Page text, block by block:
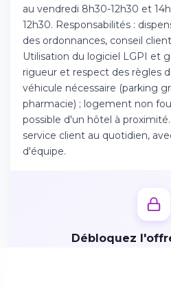
au vendredi 8h30-12h30 et
12h30. Responsabilités :
des ordonnances, conseil
Utilisation du logiciel LGPI et
rigueur et respect des règles
véhicule nécessaire (parking
pharmacie) ; logement non
possible d'un hôtel à
service client au quotidien,
d'équipe.
Débloquez
Continuer sur
Téléchargez l'app sur
Se connecter sur
Accédez à votre